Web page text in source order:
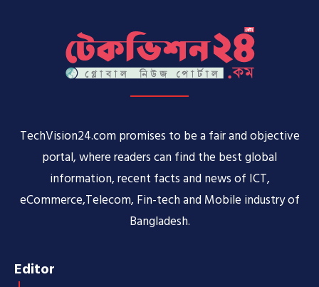
TechVision24.com promises to be a fair and objective
portal, where readers can find the best global
information, recent facts and news of ICT,
eCommerce,Telecom, Fin-tech and Mobile industry of
Bangladesh.
Editor